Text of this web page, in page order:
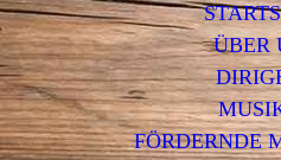
ÜBER
FÖRDERNDE